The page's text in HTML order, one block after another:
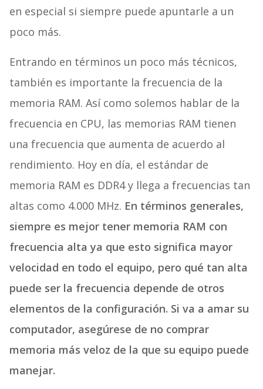
en especial si siempre puede apuntarle a un
poco más.
Entrando en términos un poco más técnicos,
también es importante la frecuencia de la
memoria RAM. Así como solemos hablar de la
frecuencia en CPU, las memorias RAM tienen
una frecuencia que aumenta de acuerdo al
rendimiento. Hoy en día, el estándar de
memoria RAM es DDR4 y llega a frecuencias tan
altas como 4.000 MHz. En términos generales,
siempre es mejor tener memoria RAM con
frecuencia alta ya que esto significa mayor
velocidad en todo el equipo, pero qué tan alta
puede ser la frecuencia depende de otros
elementos de la configuración. Si va a amar su
computador, asegúrese de no comprar
memoria más veloz de la que su equipo puede
manejar.